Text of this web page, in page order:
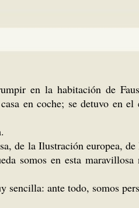
en la habitación de
en coche; se detuvo en
de la Ilustración europea,
somos en esta
ante todo, somos